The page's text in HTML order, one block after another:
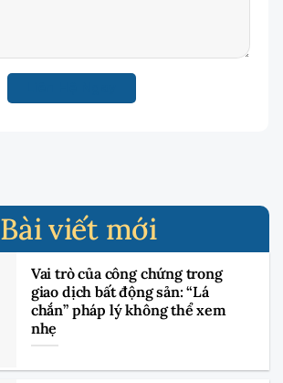
Bài viết mới
Vai trò của công chứng trong
giao dịch bất động sản: “Lá
chắn” pháp lý không thể xem
nhẹ